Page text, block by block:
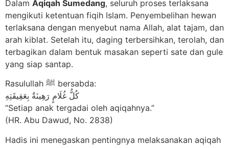
Dalam Aqiqah Sumedang, seluruh proses terlaksana
mengikuti ketentuan fiqih Islam. Penyembelihan hewan
terlaksana dengan menyebut nama Allah, alat tajam, dan
arah kiblat. Setelah itu, daging terbersihkan, terolah, dan
terbagikan dalam bentuk masakan seperti sate dan gule
yang siap santap.
Rasulullah ﷺ bersabda:
كُلُّ غُلَامٍ رَهِينَةٌ بِعَقِيقَتِهِ
“Setiap anak tergadai oleh aqiqahnya.”
(HR. Abu Dawud, No. 2838)
Hadis ini menegaskan pentingnya melaksanakan aqiqah